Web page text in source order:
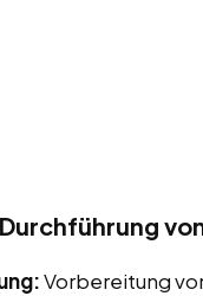
Vorbereitung